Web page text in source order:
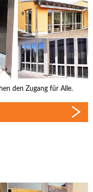
den Zugang für Alle.